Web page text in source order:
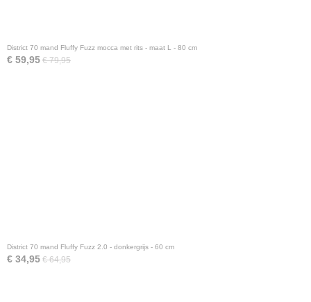
District 70 mand Fluffy Fuzz mocca met rits - maat L - 80 cm
€ 59,95 € 79,95
District 70 mand Fluffy Fuzz 2.0 - donkergrijs - 60 cm
€ 34,95 € 64,95